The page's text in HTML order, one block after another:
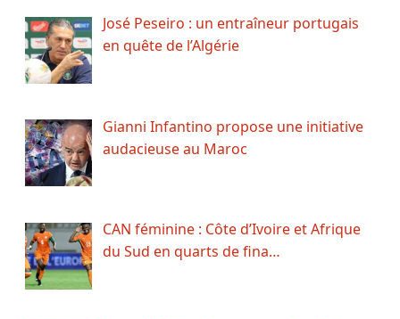
José Peseiro : un entraîneur portugais
en quête de l’Algérie
Gianni Infantino propose une initiative
audacieuse au Maroc
CAN féminine : Côte d’Ivoire et Afrique
du Sud en quarts de fina…